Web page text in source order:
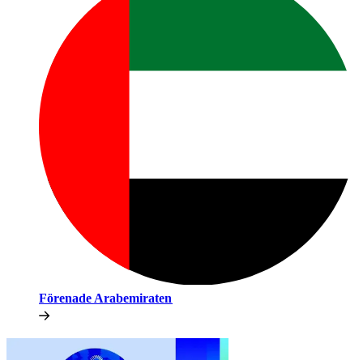
Förenade Arabemiraten​​